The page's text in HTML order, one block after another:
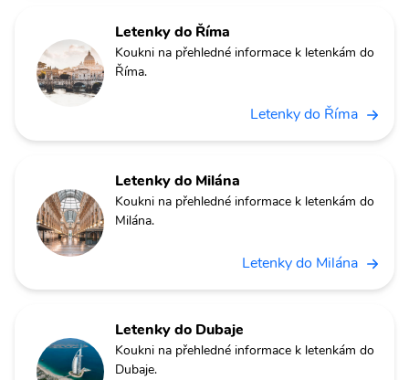
Letenky do Říma
Koukni na přehledné informace k letenkám do
Říma.
Letenky do Říma
Letenky do Milána
Koukni na přehledné informace k letenkám do
Milána.
Letenky do Milána
Letenky do Dubaje
Koukni na přehledné informace k letenkám do
Dubaje.